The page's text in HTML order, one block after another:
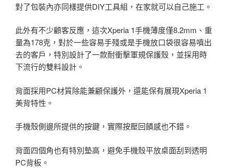
對了包裝內亦同樣提供DIY工具組，在家就可以自己施工。
此外有不少顧客反應，這次Xperia 1手機薄度僅8.2mm、重
量為178克，對於一些容易手殘或是手機放口袋很容易噴出
去的客戶，特別設計了一款耐衝擊軍規保護殼，並採用時
下流行的雙料設計。
背面採用PC材質除能兼顧保護外，還能保有展現Xperia 1
美背特性。
手機殼側邊所提供的按鍵，實際按壓回饋感也不錯。
背面四個角也有特別墊高，避免手機殼平放桌面刮到透明
PC背板。